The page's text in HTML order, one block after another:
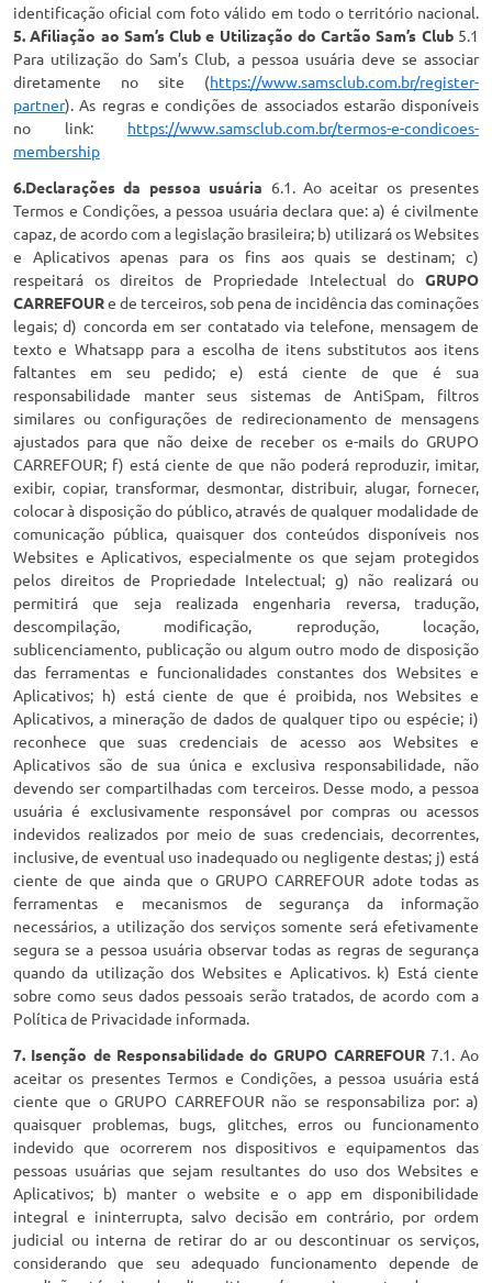
identificação oficial com foto válido em todo o território nacional.
5. Afiliação ao Sam’s Club e Utilização do Cartão Sam’s Club5.1
Para utilização do Sam’s Club, a pessoa usuária deve se associar
diretamente no site (https://www.samsclub.com.br/register-
partner). As regras e condições de associados estarão disponíveis
no link: https://www.samsclub.com.br/termos-e-condicoes-
membership
6.Declarações da pessoa usuária 6.1. Ao aceitar os presentes
Termos e Condições, a pessoa usuária declara que: a) é civilmente
capaz, de acordo com a legislação brasileira; b) utilizará os Websites
e Aplicativos apenas para os fins aos quais se destinam; c)
respeitará os direitos de Propriedade Intelectual do GRUPO
CARREFOURe de terceiros, sob pena de incidência das cominações
legais; d) concorda em ser contatado via telefone, mensagem de
texto e Whatsapp para a escolha de itens substitutos aos itens
faltantes em seu pedido; e) está ciente de que é sua
responsabilidade manter seus sistemas de AntiSpam, filtros
similares ou configurações de redirecionamento de mensagens
ajustados para que não deixe de receber os e-mails do GRUPO
CARREFOUR; f) está ciente de que não poderá reproduzir, imitar,
exibir, copiar, transformar, desmontar, distribuir, alugar, fornecer,
colocar à disposição do público, através de qualquer modalidade de
comunicação pública, quaisquer dos conteúdos disponíveis nos
Websites e Aplicativos, especialmente os que sejam protegidos
pelos direitos de Propriedade Intelectual; g) não realizará ou
permitirá que seja realizada engenharia reversa, tradução,
descompilação, modificação, reprodução, locação,
sublicenciamento, publicação ou algum outro modo de disposição
das ferramentas e funcionalidades constantes dos Websites e
Aplicativos; h) está ciente de que é proibida, nos Websites e
Aplicativos, a mineração de dados de qualquer tipo ou espécie; i)
reconhece que suas credenciais de acesso aos Websites e
Aplicativos são de sua única e exclusiva responsabilidade, não
devendo ser compartilhadas com terceiros. Desse modo, a pessoa
usuária é exclusivamente responsável por compras ou acessos
indevidos realizados por meio de suas credenciais, decorrentes,
inclusive, de eventual uso inadequado ou negligente destas; j) está
ciente de que ainda que o GRUPO CARREFOUR adote todas as
ferramentas e mecanismos de segurança da informação
necessários, a utilização dos serviços somente será efetivamente
segura se a pessoa usuária observar todas as regras de segurança
quando da utilização dos Websites e Aplicativos. k) Está ciente
sobre como seus dados pessoais serão tratados, de acordo com a
Política de Privacidade informada.
7. Isenção de Responsabilidade doGRUPO CARREFOUR7.1. Ao
aceitar os presentes Termos e Condições, a pessoa usuária está
ciente que o GRUPO CARREFOUR não se responsabiliza por: a)
quaisquer problemas, bugs, glitches, erros ou funcionamento
indevido que ocorrerem nos dispositivos e equipamentos das
pessoas usuárias que sejam resultantes do uso dos Websites e
Aplicativos; b) manter o website e o app em disponibilidade
integral e ininterrupta, salvo decisão em contrário, por ordem
judicial ou interna de retirar do ar ou descontinuar os serviços,
considerando que seu adequado funcionamento depende de